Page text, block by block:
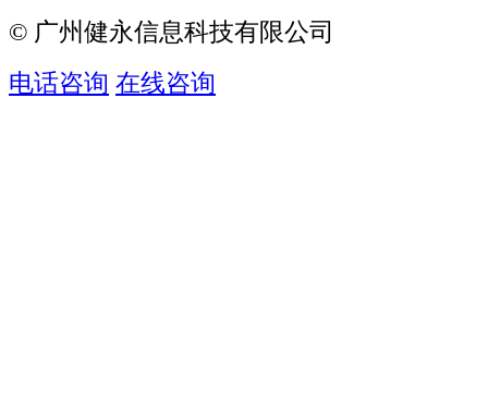
© 广州健永信息科技有限公司
电话咨询 在线咨询